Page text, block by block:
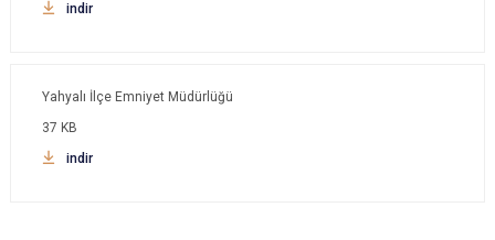
indir
Yahyalı İlçe Emniyet Müdürlüğü
37 KB
indir